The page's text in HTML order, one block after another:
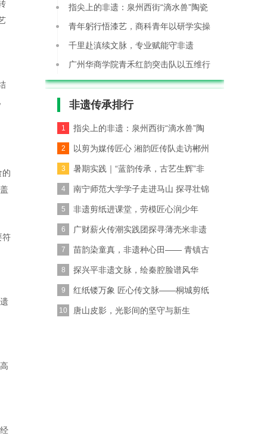
的
符
研青
指尖上的非遗：泉州西街“滴水兽”陶瓷
DI
青年躬行悟漆艺，商科青年以研学实操
活化千
千里赴滇续文脉，专业赋能守非遗
广州华商学院青禾红韵突击队以五维行
动赋能
非遗传承排行
1 指尖上的非遗：泉州西街“滴水兽”陶
瓷DI
2 以剪为媒传匠心 湘韵匠传队走访郴州
剪纸非
3 暑期实践｜“蓝韵传承，古艺生辉”非
遗活态
4 南宁师范大学学子走进马山 探寻壮锦
非遗传
5 非遗剪纸进课堂，劳模匠心润少年
——饶宝莲
6 广财薪火传潮实践团探寻薄壳米非遗
发展路径
7 苗韵染童真，非遗种心田—— 青镇古
湾寻迹
8 探兴平非遗文脉，绘秦腔脸谱风华
9 红纸镂万象 匠心传文脉——桐城剪纸
传承人
10 唐山皮影，光影间的坚守与新生